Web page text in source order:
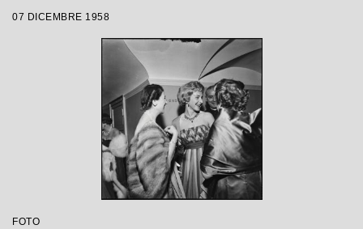
Margherita Wallmann
07 DICEMBRE 1958
FOTO